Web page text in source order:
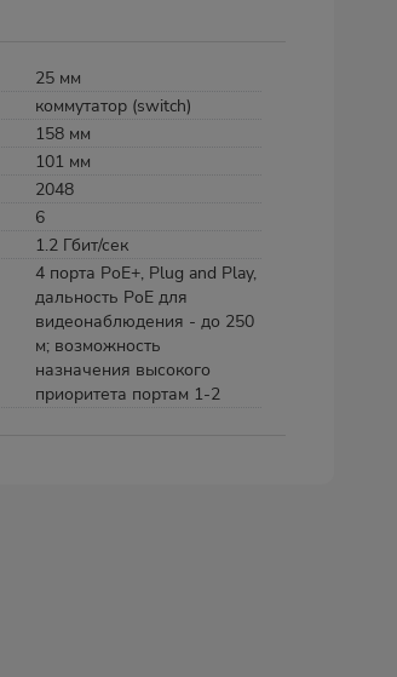
25 мм
коммутатор (switch)
158 мм
101 мм
2048
6
1.2 Гбит/сек
4 порта PoE+, Plug and Play,
дальность PoE для
видеонаблюдения - до 250
м; возможность
назначения высокого
приоритета портам 1-2